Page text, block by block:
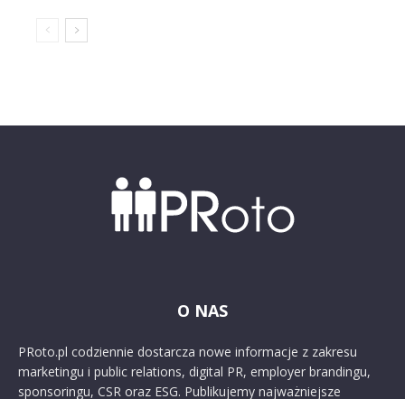
O NAS
PRoto.pl codziennie dostarcza nowe informacje z zakresu
marketingu i public relations, digital PR, employer brandingu,
sponsoringu, CSR oraz ESG. Publikujemy najważniejsze